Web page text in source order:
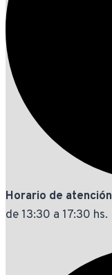
Horario de atención
de 13:30 a 17:30 hs.